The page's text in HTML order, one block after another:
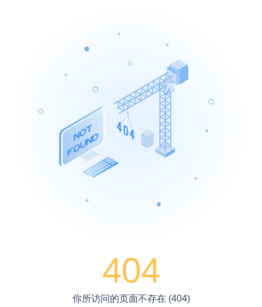
404
你所访问的页面不存在 (404)